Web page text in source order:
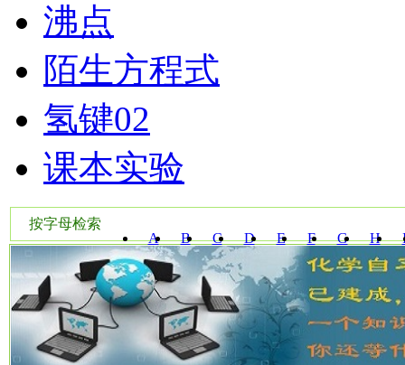
沸点
陌生方程式
氢键02
课本实验
按字母检索
A
B C D E F G H
W Y